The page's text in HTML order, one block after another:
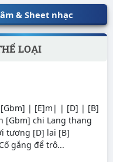
& Sheet nhạc
LOẠI
| [E]m| | [D] | [B]
[Gbm] chi Lang thang
tương [D] lai [B]
gắng để trô...